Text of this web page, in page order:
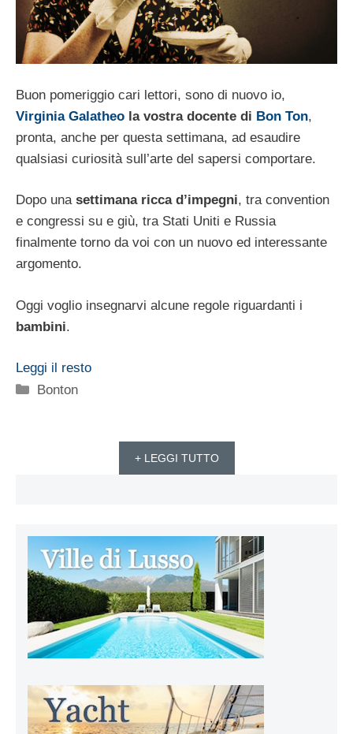
Buon pomeriggio cari lettori, sono di nuovo io,
Virginia Galatheo la vostra docente di Bon Ton,
pronta, anche per questa settimana, ad esaudire
qualsiasi curiosità sull’arte del sapersi comportare.
Dopo una settimana ricca d’impegni, tra convention
e congressi su e giù, tra Stati Uniti e Russia
finalmente torno da voi con un nuovo ed interessante
argomento.
Oggi voglio insegnarvi alcune regole riguardanti i
bambini.
Leggi il resto
Categorie
Bonton
+ LEGGI TUTTO